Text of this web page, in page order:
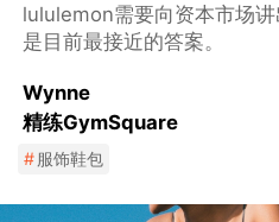
lululemon需要向资本市场
是目前最接近的答案。
Wynne
精练GymSquare
#服饰鞋包